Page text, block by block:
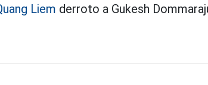
Liem derroto a Gukesh